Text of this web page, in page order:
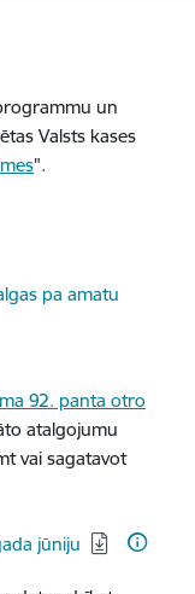
un
Valsts kases
".
pa amatu
92. panta otro
atalgojumu
vai sagatavot
jūniju